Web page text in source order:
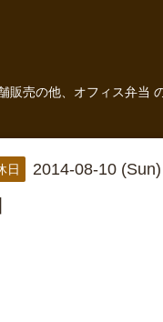
売の他、オフィス弁当
日 2014-08-10 (Sun)